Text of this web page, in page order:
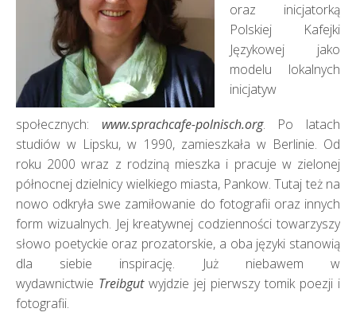
oraz inicjatorką
Polskiej Kafejki
Językowej jako
modelu lokalnych
inicjatyw
społecznych: www.sprachcafe-polnisch.org. Po latach
studiów w Lipsku, w 1990, zamieszkała w Berlinie. Od
roku 2000 wraz z rodziną mieszka i pracuje w zielonej
północnej dzielnicy wielkiego miasta, Pankow. Tutaj też na
nowo odkryła swe zamiłowanie do fotografii oraz innych
form wizualnych. Jej kreatywnej codzienności towarzyszy
słowo poetyckie oraz prozatorskie, a oba języki stanowią
dla siebie inspirację. Już niebawem w
wydawnictwie Treibgutwyjdzie jej pierwszy tomik poezji i
fotografii.